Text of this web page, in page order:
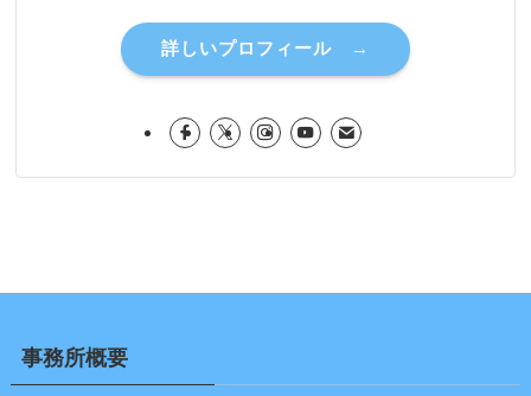
詳しいプロフィール →
事務所概要